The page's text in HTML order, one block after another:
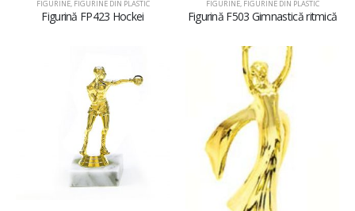
FIGURINE, FIGURINE DIN PLASTIC
Figurină FP423 Hockei
FIGURINE, FIGURINE DIN PLASTIC
Figurină F503 Gimnastică ritmică